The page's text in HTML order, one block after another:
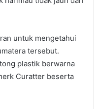
untuk mengetahui
tersebut.
plastik berwarna
Curatter beserta